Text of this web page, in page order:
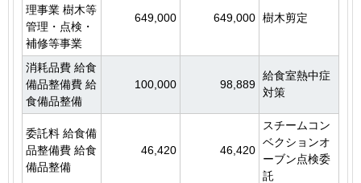
理事業 樹木等
管理・点検・
補修等事業
649,000 649,000 樹木剪定
消耗品費 給食
備品整備費 給
食備品整備
100,000 98,889
給食室熱中症
対策
委託料 給食備
品整備費 給食
備品整備
46,420 46,420
スチームコン
ベクションオ
ーブン点検委
託